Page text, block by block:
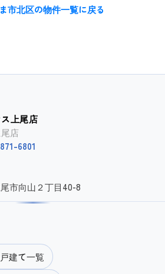
市北区の物件一覧に戻る
上尾店
店
6801
市向山２丁目40-8
建て一覧